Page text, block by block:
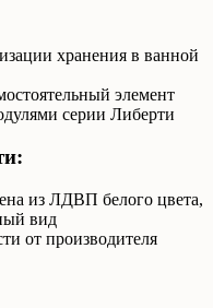
хранения в ванной
элемент
серии Либерти
из ЛДВП белого цвета,
вид
от производителя